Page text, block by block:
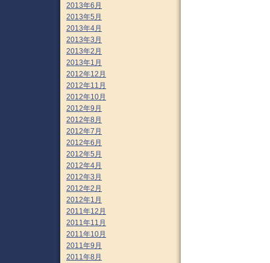
2013年6月
2013年5月
2013年4月
2013年3月
2013年2月
2013年1月
2012年12月
2012年11月
2012年10月
2012年9月
2012年8月
2012年7月
2012年6月
2012年5月
2012年4月
2012年3月
2012年2月
2012年1月
2011年12月
2011年11月
2011年10月
2011年9月
2011年8月